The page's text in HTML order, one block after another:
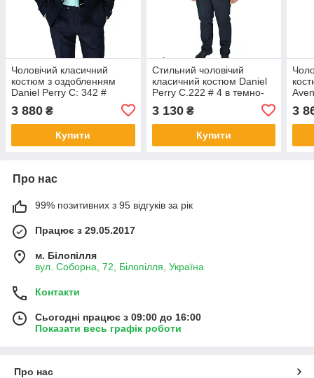
Чоловічий класичний
костюм з оздобленням
Daniel Perry C: 342 #
3 880 ₴
Купити
Стильний чоловічий
класичний костюм Daniel
Perry C.222 # 4 в темно-
3 130₴
Купити
3
Про нас
99% позитивних з 95 відгуків за рік
Працює з 29.05.2017
м. Білопілля
вул. Соборна, 72, Білопілля, Україна
Контакти
Сьогодні працює з 09:00 до 16:00
Показати весь графік роботи
Про нас